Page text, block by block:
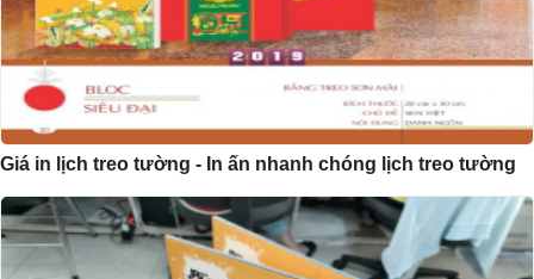
Giá in lịch treo tường - In ấn nhanh chóng lịch treo tường